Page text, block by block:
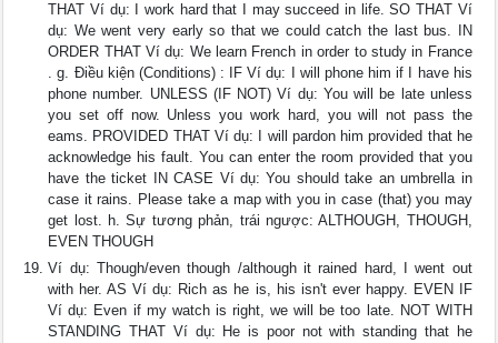
THAT Ví dụ: I work hard that I may succeed in life. SO THAT Ví
dụ: We went very early so that we could catch the last bus. IN
ORDER THAT Ví dụ: We learn French in order to study in France
. g. Điều kiện (Conditions) : IF Ví dụ: I will phone him if I have his
phone number. UNLESS (IF NOT) Ví dụ: You will be late unless
you set off now. Unless you work hard, you will not pass the
eams. PROVIDED THAT Ví dụ: I will pardon him provided that he
acknowledge his fault. You can enter the room provided that you
have the ticket IN CASE Ví dụ: You should take an umbrella in
case it rains. Please take a map with you in case (that) you may
get lost. h. Sự tương phản, trái ngược: ALTHOUGH, THOUGH,
EVEN THOUGH
Ví dụ: Though/even though /although it rained hard, I went out
with her. AS Ví dụ: Rich as he is, his isn't ever happy. EVEN IF
Ví dụ: Even if my watch is right, we will be too late. NOT WITH
STANDING THAT Ví dụ: He is poor not with standing that he